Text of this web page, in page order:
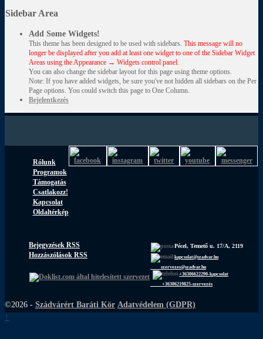
Sidebar Area
Add Some Widgets!
This theme has been designed to be used with sidebars. This message will no
longer be displayed after you add at least one widget to one of the Sidebar Widget
Areas using the Appearance → Widgets control panel.
You can also change the sidebar layout for this page using theme options.
Note: If you have added widgets, be sure you've not hidden all sidebars on the Per
Page options. You could switch this page to One Column.
Bejelentkezés
Rólunk
Programok
Támogatás
Csatlakozz!
Kapcsolat
Oldaltérkép
Bejegyzések RSS
Hozzászólások RSS
Pécel, Temető u. 17/A, 2119
kapcsolat@szadvar.hu
szervezes@szadvar.hu
+36306622290-kapcsolat
+36306219825-szervezés
©2026 - Szádvárért Baráti Kör Adatvédelem (GDPR)
↑